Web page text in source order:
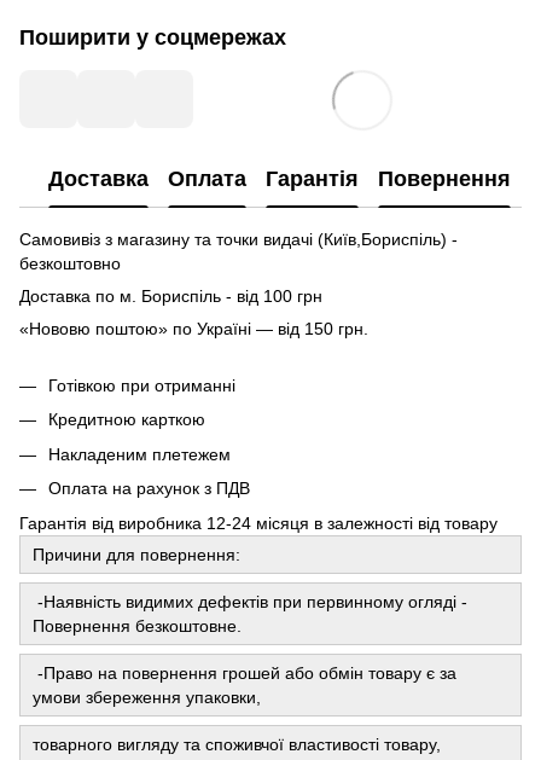
Поширити у соцмережах
Доставка Оплата Гарантія Повернення
Самовивіз з магазину та точки видачі (Київ,Бориспіль) -
безкоштовно
Доставка по м. Бориспіль - від 100 грн
«Нововю поштою» по Україні — від 150 грн.
Готівкою при отриманні
Кредитною карткою
Накладеним плетежем
Оплата на рахунок з ПДВ
Гарантія від виробника 12-24 місяця в залежності від товару
Причини для повернення:
-Наявність видимих ​​дефектів при первинному огляді -
Повернення безкоштовне.
-Право на повернення грошей або обмін товару є за
умови збереження упаковки,
товарного вигляду та споживчої властивості товару,